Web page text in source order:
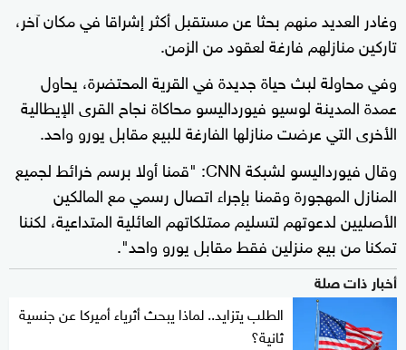
وغادر العديد منهم بحثا عن مستقبل أكثر إشراقا في مكان آخر،
تاركين منازلهم فارغة لعقود من الزمن.
وفي محاولة لبث حياة جديدة في القرية المحتضرة، يحاول
عمدة المدينة لوسيو فيورداليسو محاكاة نجاح القرى الإيطالية
الأخرى التي عرضت منازلها الفارغة للبيع مقابل يورو واحد.
وقال فيورداليسو لشبكة CNN: "قمنا أولا برسم خرائط لجميع
المنازل المهجورة وقمنا بإجراء اتصال رسمي مع المالكين
الأصليين لدعوتهم لتسليم ممتلكاتهم العائلية المتداعية، لكننا
تمكنا من بيع منزلين فقط مقابل يورو واحد".
أخبار ذات صلة
الطلب يتزايد.. لماذا يبحث أثرياء أميركا عن جنسية
ثانية؟